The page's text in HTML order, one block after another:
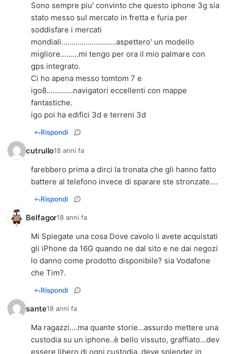
Sono sempre piu' convinto che questo iphone 3g sia
stato messo sul mercato in fretta e furia per
soddisfare i mercati
mondiali...........................aspettero' un modello
migliore.........mi tengo per ora il mio palmare con
gps integrato.
Ci ho apena messo tomtom 7 e
igo8.............navigatori eccellenti con mappe
fantastiche.
igo poi ha edifici 3d e terreni 3d
Rispondi
cutrullo18 anni fa
farebbero prima a dirci la tronata che gli hanno fatto
battere al telefono invece di sparare ste stronzate....
Rispondi
Belfagor18 anni fa
Mi Spiegate una cosa Dove cavolo li avete acquistati
gli iPhone da 16G quando ne dal sito e ne dai negozi
lo danno come prodotto disponibile? sia Vodafone
che Tim?.
Rispondi
sante18 anni fa
Ma ragazzi....ma quante storie...assurdo mettere una
custodia su un iphone..è bello vissuto, graffiato...dev
essere libero di ogni custodia..deve splender in